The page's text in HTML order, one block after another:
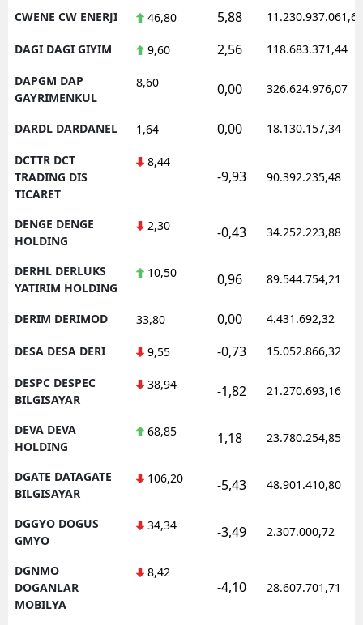
CWENE CW ENERJI 46,80 5,88 11.230.937.061,62
DAGI DAGI GIYIM 9,60 2,56 118.683.371,44
DAPGM DAP
GAYRIMENKUL
8,60 0,00 326.624.976,07
DARDL DARDANEL 1,64 0,00 18.130.157,34
DCTTR DCT
TRADING DIS
TICARET
8,44
-9,93 90.392.235,48
DENGE DENGE
HOLDING
2,30 -0,43 34.252.223,88
DERHL DERLUKS
YATIRIM HOLDING
10,50 0,96 89.544.754,21
DERIM DERIMOD 33,80 0,00 4.431.692,32
DESA DESA DERI 9,55 -0,73 15.052.866,32
DESPC DESPEC
BILGISAYAR
38,94 -1,82 21.270.693,16
DEVA DEVA
HOLDING
68,85 1,18 23.780.254,85
DGATE DATAGATE
BILGISAYAR
106,20 -5,43 48.901.410,80
DGGYO DOGUS
GMYO
34,34 -3,49 2.307.000,72
DGNMO
DOGANLAR
MOBILYA
8,42
-4,10 28.607.701,71